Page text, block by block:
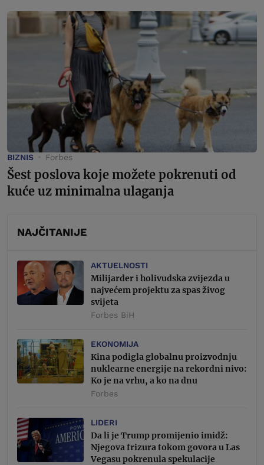
BIZNIS Forbes
Šest poslova koje možete pokrenuti od
kuće uz minimalna ulaganja
NAJČITANIJE
AKTUELNOSTI
Milijarder i holivudska zvijezda u
najvećem projektu za spas živog
svijeta
Forbes BiH
EKONOMIJA
Kina podigla globalnu proizvodnju
nuklearne energije na rekordni nivo:
Ko je na vrhu, a ko na dnu
Forbes
LIDERI
Da li je Trump promijenio imidž:
Njegova frizura tokom govora u Las
Vegasu pokrenula spekulacije